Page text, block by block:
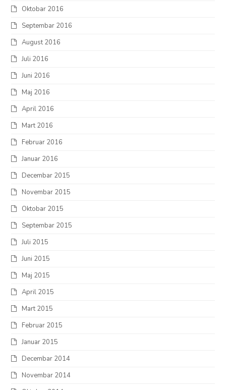
Oktobar 2016
Septembar 2016
August 2016
Juli 2016
Juni 2016
Maj 2016
April 2016
Mart 2016
Februar 2016
Januar 2016
Decembar 2015
Novembar 2015
Oktobar 2015
Septembar 2015
Juli 2015
Juni 2015
Maj 2015
April 2015
Mart 2015
Februar 2015
Januar 2015
Decembar 2014
Novembar 2014